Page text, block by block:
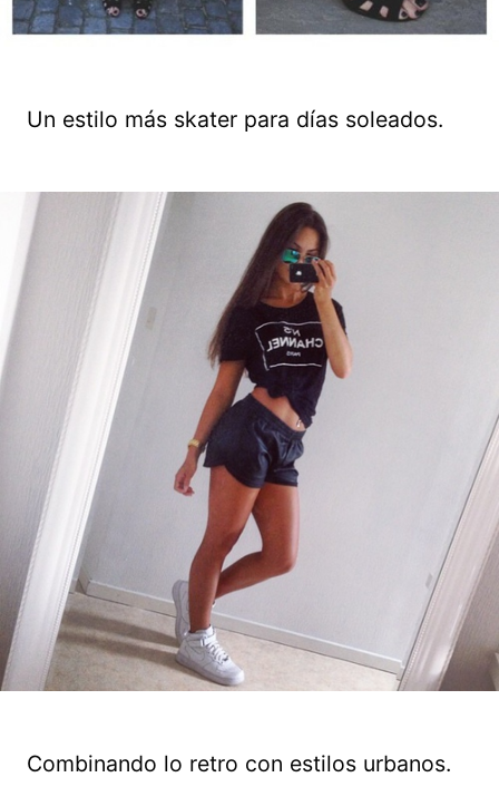
Un estilo más skater para días soleados.
Combinando lo retro con estilos urbanos.